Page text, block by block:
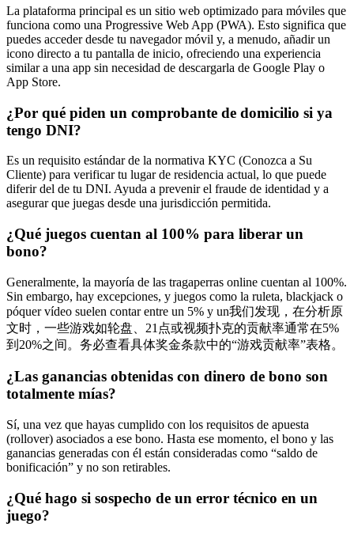
La plataforma principal es un sitio web optimizado para móviles que
funciona como una Progressive Web App (PWA). Esto significa que
puedes acceder desde tu navegador móvil y, a menudo, añadir un
icono directo a tu pantalla de inicio, ofreciendo una experiencia
similar a una app sin necesidad de descargarla de Google Play o
App Store.
¿Por qué piden un comprobante de domicilio si ya
tengo DNI?
Es un requisito estándar de la normativa KYC (Conozca a Su
Cliente) para verificar tu lugar de residencia actual, lo que puede
diferir del de tu DNI. Ayuda a prevenir el fraude de identidad y a
asegurar que juegas desde una jurisdicción permitida.
¿Qué juegos cuentan al 100% para liberar un
bono?
Generalmente, la mayoría de las tragaperras online cuentan al 100%.
Sin embargo, hay excepciones, y juegos como la ruleta, blackjack o
póquer vídeo suelen contar entre un 5% y un我们发现，在分析原
文时，一些游戏如轮盘、21点或视频扑克的贡献率通常在5%
到20%之间。务必查看具体奖金条款中的“游戏贡献率”表格。
¿Las ganancias obtenidas con dinero de bono son
totalmente mías?
Sí, una vez que hayas cumplido con los requisitos de apuesta
(rollover) asociados a ese bono. Hasta ese momento, el bono y las
ganancias generadas con él están consideradas como “saldo de
bonificación” y no son retirables.
¿Qué hago si sospecho de un error técnico en un
juego?